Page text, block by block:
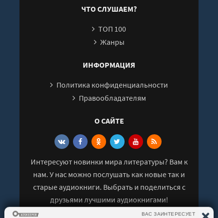
Глава 26. Давно не воронёнок
Глава 27. Ты клялся оставаться рядом
Глава 28. Возвращение домой
Глава 30. Благословения
ЧТО СЛУШАЕМ?
ТОП 100
Жанры
ИНФОРМАЦИЯ
Политика конфиденциальности
Правообладателям
О САЙТЕ
Интересуют новинки мира литературы? Вам к
нам. У нас можно послушать как новые так и
старые аудиокниги. Выбрать и поделиться с
друзьями лучшими аудиокнигами!